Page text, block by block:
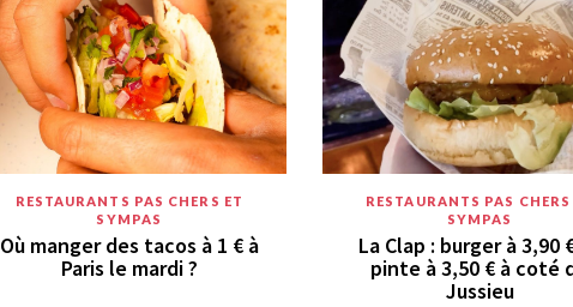
RESTAURANTS PAS CHERS ET
SYMPAS
Où manger des tacos à 1 € à
Paris le mardi ?
RESTAURANTS PAS CHERS
SYMPAS
La Clap : burger à 3,90
pinte à 3,50 € à coté
Jussieu